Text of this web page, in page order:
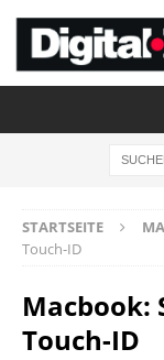
STARTSEITE
Touch-ID
Macbook:
Touch-ID